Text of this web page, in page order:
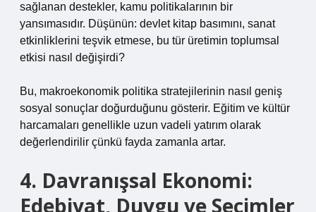
sağlanan destekler, kamu politikalarının bir
yansımasıdır. Düşünün: devlet kitap basımını, sanat
etkinliklerini teşvik etmese, bu tür üretimin toplumsal
etkisi nasıl değişirdi?
Bu, makroekonomik politika stratejilerinin nasıl geniş
sosyal sonuçlar doğurduğunu gösterir. Eğitim ve kültür
harcamaları genellikle uzun vadeli yatırım olarak
değerlendirilir çünkü fayda zamanla artar.
4. Davranışsal Ekonomi:
Edebiyat, Duygu ve Seçimler